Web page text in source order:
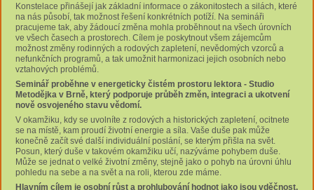
Konstelace přinášejí jak základní informace o zákonitostech a silách, které
na nás působí, tak možnost řešení konkrétních potíží. Na semináři
pracujeme tak, aby žádoucí změna mohla proběhnout na všech úrovních
ve všech časech a prostorech. Cílem je poskytnout všem zájemcům
možnost změny rodinných a rodových zapletení, nevědomých vzorců a
nefunkčních programů, a tak umožnit harmonizaci jejich osobních nebo
vztahových problémů.
Seminář proběhne v energeticky čistém prostoru lektora - Studio
Metodějka v Brně, který podporuje průběh změn, integraci a ukotvení
nově osvojeného stavu vědomí.
V okamžiku, kdy se uvolníte z rodových a historických zapletení, ocitnete
se na místě, kam proudí životní energie a síla. Vaše duše pak může
konečně začít své další individuální poslání, se kterým přišla na svět.
Posun, který duše v takovém okamžiku učí, nazýváme pohybem duše.
Může se jednat o velké životní změny, stejně jako o pohyb na úrovni úhlu
pohledu na sebe a na svět a na roli, kterou zde máme.
Hlavním cílem je osobní růst a prohlubování hodnot jako jsou vděčnost,